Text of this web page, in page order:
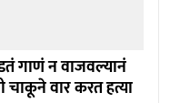
गाणं न वाजवल्यानं
चाकूने वार करत हत्या